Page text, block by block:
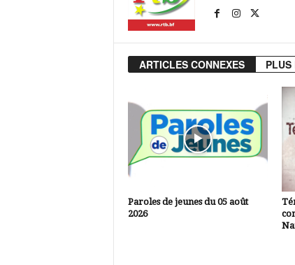
ARTICLES CONNEXES PLUS
Paroles de jeunes du 05 août
2026